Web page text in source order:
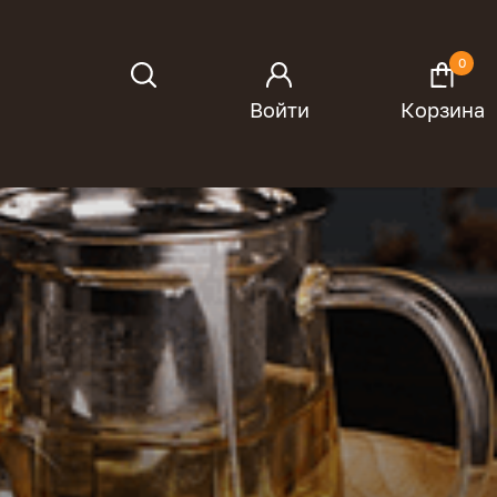
Войти
0
Корзина